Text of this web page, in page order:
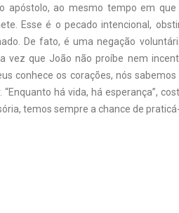
apóstolo, ao mesmo tempo em
Esse é o pecado intencional,
De fato, é uma negação
vez que João não proíbe nem
conhece os corações, nós
há vida, há esperança”,
temos sempre a chance de